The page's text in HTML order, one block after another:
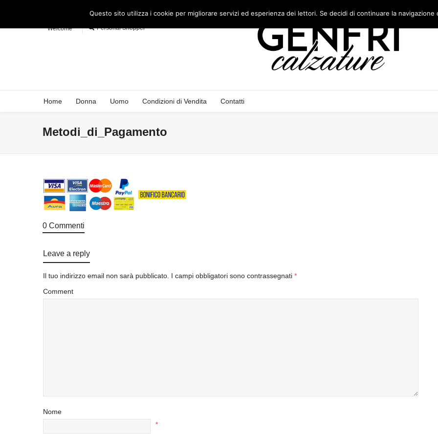
Welcome Personal Shopper
Home Donna Uomo Condizioni di Vendita Contatti
Metodi_di_Pagamento
0 Commenti
Leave a reply
Il tuo indirizzo email non sarà pubblicato. I campi obbligatori sono contrassegnati *
Comment
Nome
*
Questo sito utilizza i cookie per migliorare servizi ed esperienza dei lettori. Se decidi di continuare la